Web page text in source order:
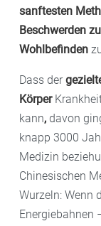
sanftesten
Beschwerden
Wohlbefinden
Dass der
Körper
kann, davon
knapp 3000
Medizin
Chinesischen
Wurzeln: Wenn
Energiebahnen